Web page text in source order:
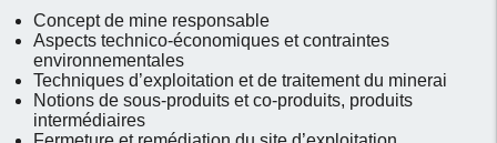
Concept de mine responsable
Aspects technico-économiques et contraintes
environnementales
Techniques d’exploitation et de traitement du minerai
Notions de sous-produits et co-produits, produits
intermédiaires